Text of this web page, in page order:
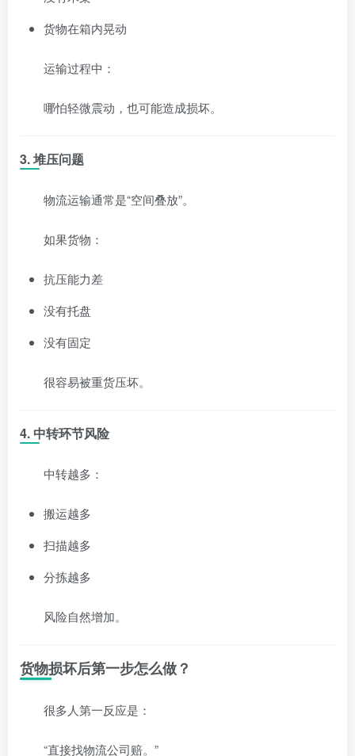
货物在箱内晃动
运输过程中：
哪怕轻微震动，也可能造成损坏。
3. 堆压问题
物流运输通常是“空间叠放”。
如果货物：
抗压能力差
没有托盘
没有固定
很容易被重货压坏。
4. 中转环节风险
中转越多：
搬运越多
扫描越多
分拣越多
风险自然增加。
货物损坏后第一步怎么做？
很多人第一反应是：
“直接找物流公司赔。”